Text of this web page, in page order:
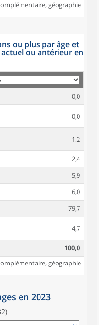
géographie
ou plus par âge et
ou antérieur en
0,0
0,0
1,2
2,4
5,9
6,0
79,7
4,7
100,0
géographie
en 2023